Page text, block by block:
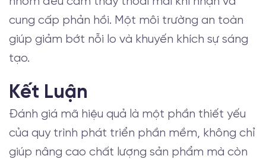
cung cấp phản hồi. Một môi trường an toàn
giúp giảm bớt nỗi lo và khuyến khích sự sáng
tạo.
Kết Luận
Đánh giá mã hiệu quả là một phần thiết yếu
của quy trình phát triển phần mềm, không chỉ
giúp nâng cao chất lượng sản phẩm mà còn